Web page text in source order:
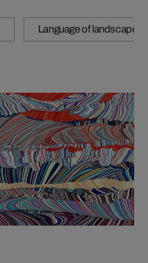
Language of landscape